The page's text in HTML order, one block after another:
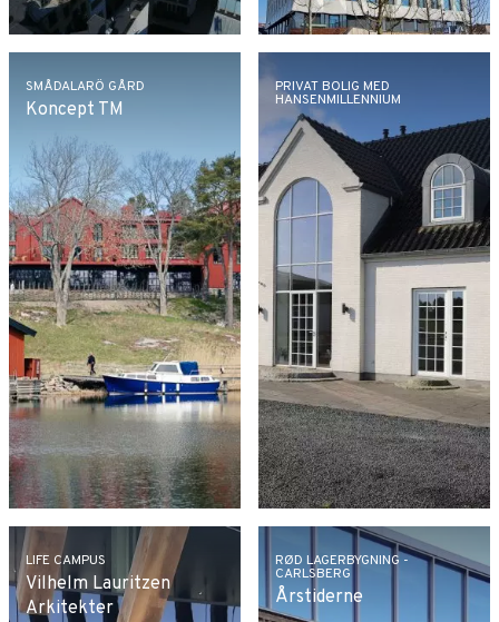
SMÅDALARÖ GÅRD
Koncept TM
PRIVAT BOLIG MED
HANSENMILLENNIUM
LIFE CAMPUS
Vilhelm Lauritzen
Arkitekter
RØD LAGERBYGNING -
CARLSBERG
Årstiderne